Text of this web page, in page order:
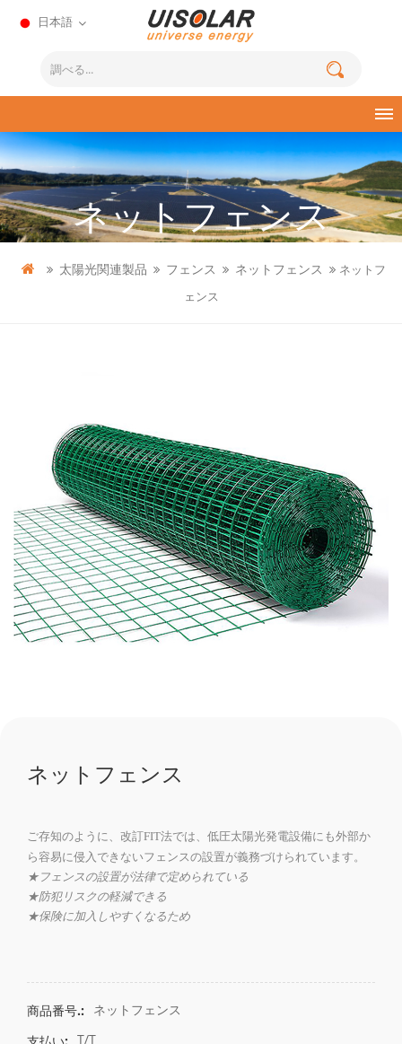
日本語
ネットフェンス
太陽光関連製品 フェンス ネットフェンス
ネットフ
ェンス
ネットフェンス
ご存知のように、改訂FIT法では、低圧太陽光発電設備にも外部か
ら容易に侵入できないフェンスの設置が義務づけられています。
★フェンスの設置が法律で定められている
★防犯リスクの軽減できる
★保険に加入しやすくなるため
商品番号.:
ネットフェンス
支払い: T/T